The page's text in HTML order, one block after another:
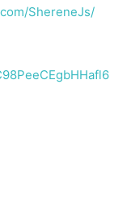
ShereneJs/